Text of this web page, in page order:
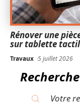
Rénover une
sur tablette
Travaux 5 juillet 2026
Recherche